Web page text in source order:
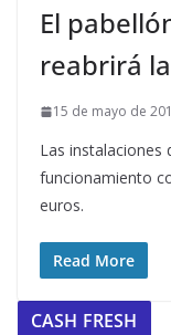
El
reabrirá
15 de mayo de
Las instalaciones
funcionamiento
euros.
Read More
CASH FRESH